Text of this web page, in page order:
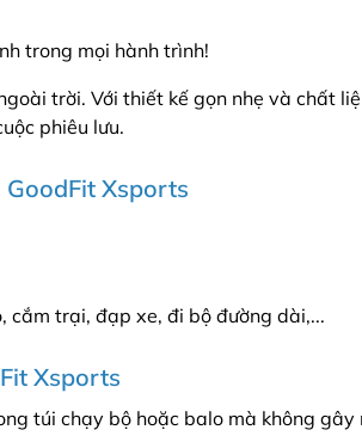
trong mọi hành trình!
trời. Với thiết kế gọn nhẹ và chất
phiêu lưu.
Xsports
cắm trại, đạp xe, đi bộ đường dài,...
Xsports
túi chạy bộ hoặc balo mà không